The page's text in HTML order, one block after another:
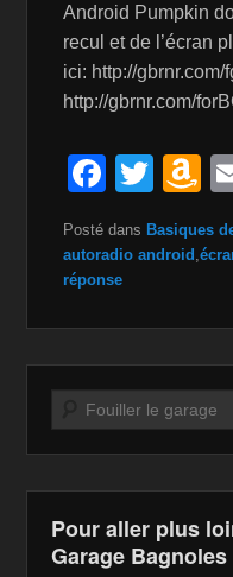
Android Pumpkin
recul et de l’écran
ici: http://gbrnr.com/
http://gbrnr.com/
F
a
c
e
b
o
o
k
T
wi
tt
A
m
a
o
n
is
Li
st
Posté dans Basiques
autoradio android ,
réponse
Recherche
Pour aller plus
Garage